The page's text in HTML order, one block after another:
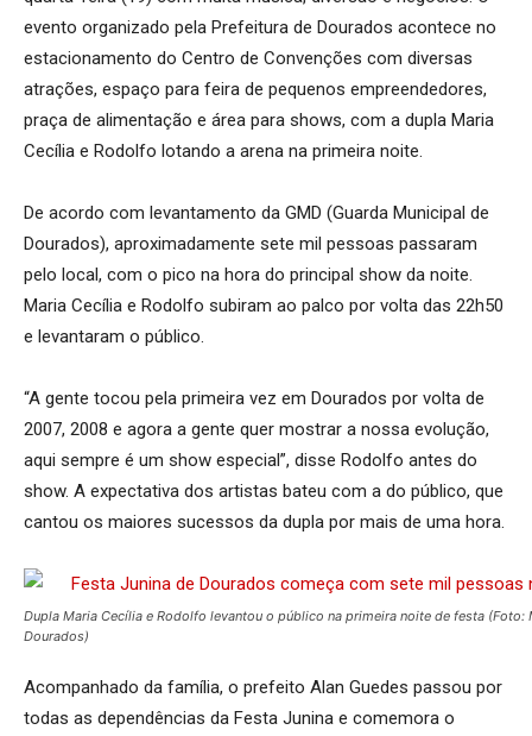
evento organizado pela Prefeitura de Dourados acontece no
estacionamento do Centro de Convenções com diversas
atrações, espaço para feira de pequenos empreendedores,
praça de alimentação e área para shows, com a dupla Maria
Cecília e Rodolfo lotando a arena na primeira noite.
De acordo com levantamento da GMD (Guarda Municipal de
Dourados), aproximadamente sete mil pessoas passaram
pelo local, com o pico na hora do principal show da noite.
Maria Cecília e Rodolfo subiram ao palco por volta das 22h50
e levantaram o público.
“A gente tocou pela primeira vez em Dourados por volta de
2007, 2008 e agora a gente quer mostrar a nossa evolução,
aqui sempre é um show especial”, disse Rodolfo antes do
show. A expectativa dos artistas bateu com a do público, que
cantou os maiores sucessos da dupla por mais de uma hora.
Dupla Maria Cecília e Rodolfo levantou o público na primeira noite de festa (Foto:
Dourados)
Acompanhado da família, o prefeito Alan Guedes passou por
todas as dependências da Festa Junina e comemora o